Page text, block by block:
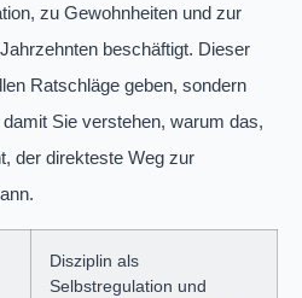
zu Gewohnheiten und zur
beschäftigt. Dieser
Ratschläge geben, sondern
Sie verstehen, warum das,
der direkteste Weg zur
Disziplin als
Selbstregulation und